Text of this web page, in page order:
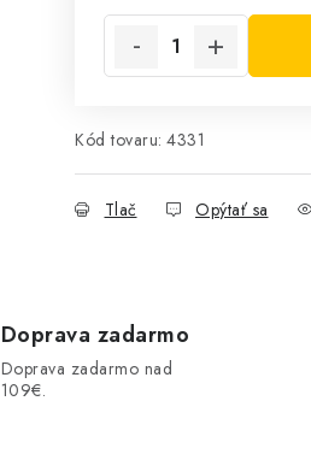
Kód tovaru: 4331
Tlač Opýtať sa
Doprava zadarmo
Doprava zadarmo nad
109€.